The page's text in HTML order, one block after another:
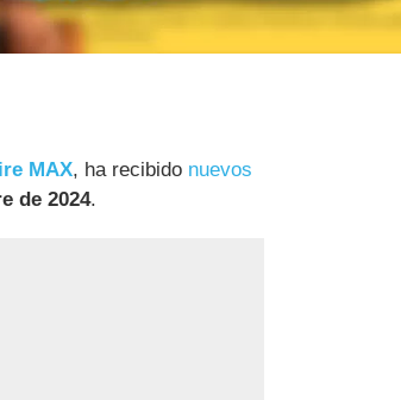
MAX, ha recibido nuevos
de 2024.